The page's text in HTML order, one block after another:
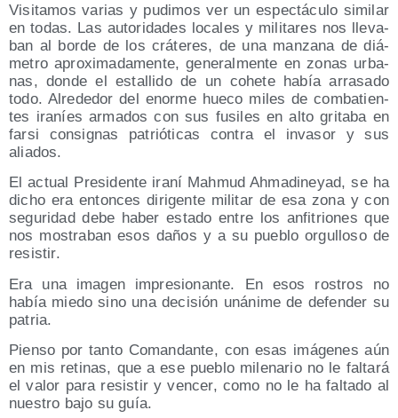
Visi­ta­mos varias y pudi­mos ver un espec­tácu­lo simi­lar
en todas. Las auto­ri­da­des loca­les y mili­ta­res nos lle­va­
ban al bor­de de los crá­te­res, de una man­za­na de diá­
me­tro apro­xi­ma­da­men­te, gene­ral­men­te en zonas urba­
nas, don­de el esta­lli­do de un cohe­te había arra­sa­do
todo. Alre­de­dor del enor­me hue­co miles de com­ba­tien­
tes ira­níes arma­dos con sus fusi­les en alto gri­ta­ba en
far­si con­sig­nas patrió­ti­cas con­tra el inva­sor y sus
aliados.
El actual Pre­si­den­te ira­ní Mah­mud Ahma­di­ne­yad, se ha
dicho era enton­ces diri­gen­te mili­tar de esa zona y con
segu­ri­dad debe haber esta­do entre los anfi­trio­nes que
nos mos­tra­ban esos daños y a su pue­blo orgu­llo­so de
resistir.
Era una ima­gen impre­sio­nan­te. En esos ros­tros no
había mie­do sino una deci­sión uná­ni­me de defen­der su
patria.
Pien­so por tan­to Coman­dan­te, con esas imá­ge­nes aún
en mis reti­nas, que a ese pue­blo mile­na­rio no le fal­ta­rá
el valor para resis­tir y ven­cer, como no le ha fal­ta­do al
nues­tro bajo su guía.